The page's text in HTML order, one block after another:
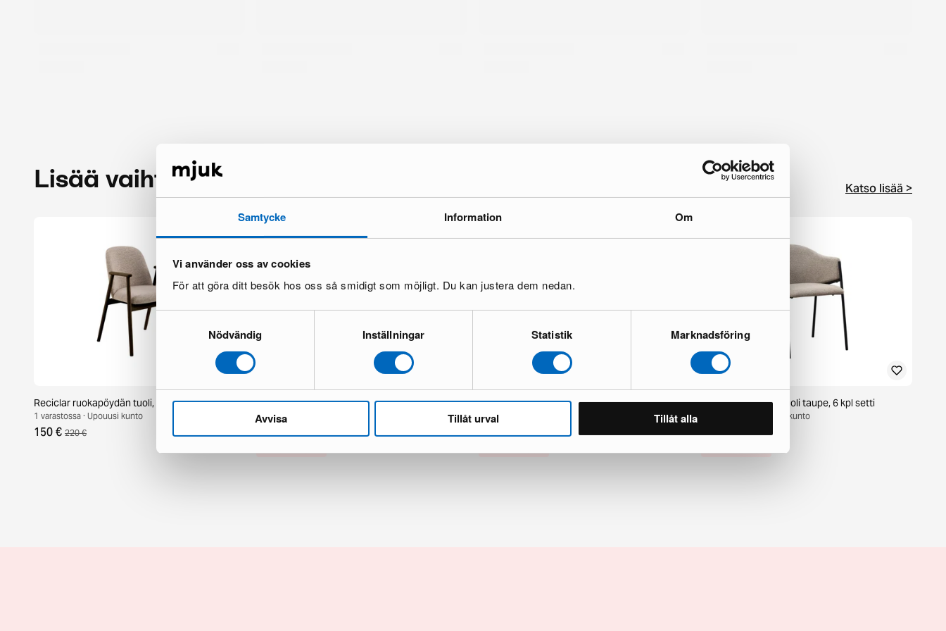
Samtycke Information Om
Vi använder oss av cookies
För att göra ditt besök hos oss så smidigt som möjligt. Du kan justera dem nedan.
Nödvändig Inställningar Statistik Marknadsföring
Avvisa Tillåt urval Tillåt alla
Lisää vaihtoehtoja Katso lisää >
Reciclar ruokapöydän tuoli, 2 kpl setti
1 varastossa · Upouusi kunto
150 € 220 €
Dastoori ruokatuoli ruskea, 2 kpl setti
3 varastossa · Upouusi kunto
236 €
Jack ruokapöydän tuoli musta, 4 kpl setti
1 varastossa · Upouusi kunto
190 €
Filip ruokapöydän tuoli taupe, 6 kpl setti
1 varastossa · Upouusi kunto
216 €